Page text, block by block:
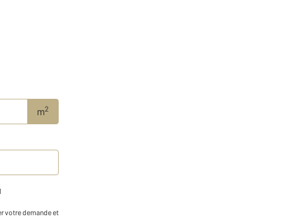
m2
votre demande et